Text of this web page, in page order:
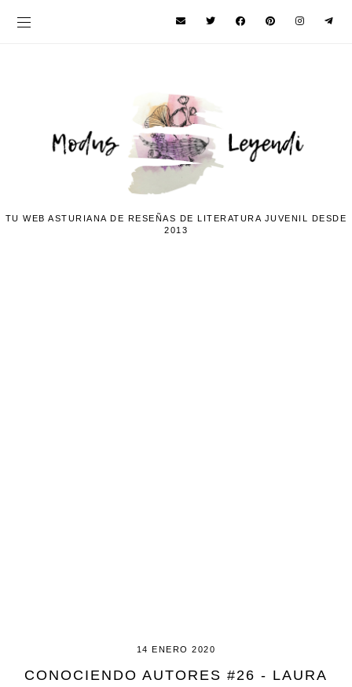
TU WEB ASTURIANA DE RESEÑAS DE LITERATURA JUVENIL DESDE
2013
14 ENERO 2020
CONOCIENDO AUTORES #26 - LAURA